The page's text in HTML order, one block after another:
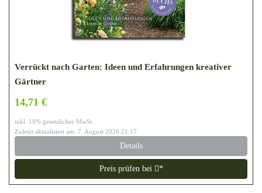
Verrückt nach Garten: Ideen und Erfahrungen kreativer
Gärtner
14,71 €
inkl. 19% gesetzlicher MwSt.
Zuletzt aktualisiert am: 7. August 2026 21:17
Details
Preis prüfen bei *